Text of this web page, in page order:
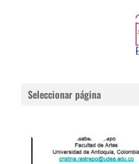
Seleccionar página